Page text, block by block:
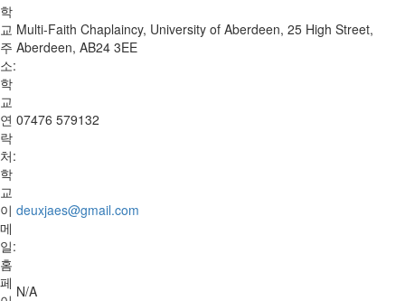
학
교
주
소:
Multi-Faith Chaplaincy, University of Aberdeen, 25 High Street,
Aberdeen, AB24 3EE
학
교
연
락
처:
07476 579132
학
교
이
메
일:
deuxjaes@gmail.com
홈
페 N/A